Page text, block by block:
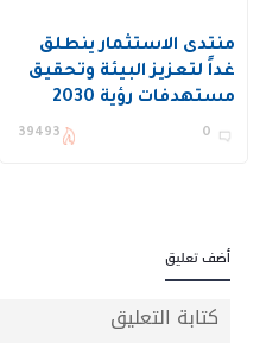
منتدى الاستثمار ينطلق
غداً لتعزيز البيئة وتحقيق
مستهدفات رؤية 2030
0
39493
أضف تعليق